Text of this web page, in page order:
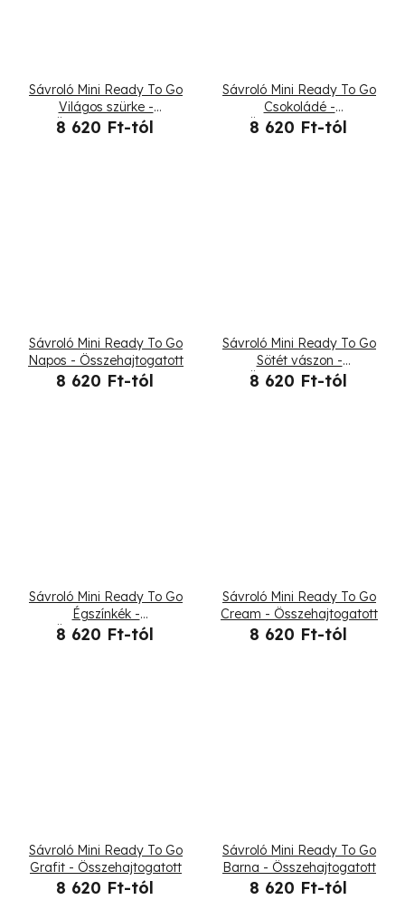
Sávroló Mini Ready To Go
Világos szürke -
Összehajtogatott
8 620 Ft-tól
Sávroló Mini Ready To Go
Csokoládé -
Összehajtogatott
8 620 Ft-tól
Sávroló Mini Ready To Go
Napos - Összehajtogatott
8 620 Ft-tól
Sávroló Mini Ready To Go
Sötét vászon -
Összehajtogatott
8 620 Ft-tól
Sávroló Mini Ready To Go
Égszínkék -
Összehajtogatott
8 620 Ft-tól
Sávroló Mini Ready To Go
Cream - Összehajtogatott
8 620 Ft-tól
Sávroló Mini Ready To Go
Grafit - Összehajtogatott
8 620 Ft-tól
Sávroló Mini Ready To Go
Barna - Összehajtogatott
8 620 Ft-tól